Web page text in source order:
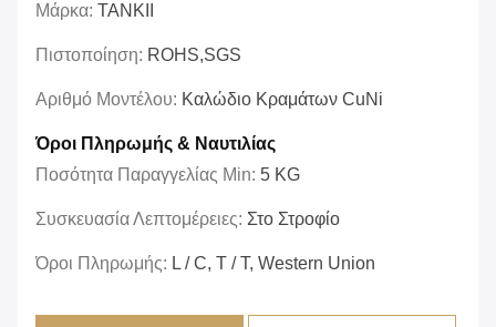
Μάρκα: TANKII
Πιστοποίηση: ROHS,SGS
Αριθμό Μοντέλου: Καλώδιο Κραμάτων CuNi
Όροι Πληρωμής & Ναυτιλίας
Ποσότητα Παραγγελίας Min: 5 KG
Συσκευασία Λεπτομέρειες: Στο Στροφίο
Όροι Πληρωμής: L / C, T / T, Western Union